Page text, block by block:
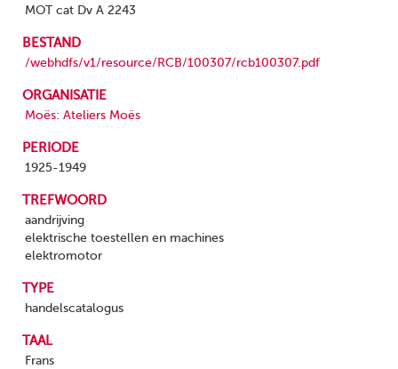
MOT cat Dv A 2243
BESTAND
/webhdfs/v1/resource/RCB/100307/rcb100307.pdf
ORGANISATIE
Moës: Ateliers Moës
PERIODE
1925-1949
TREFWOORD
aandrijving
elektrische toestellen en machines
elektromotor
TYPE
handelscatalogus
TAAL
Frans